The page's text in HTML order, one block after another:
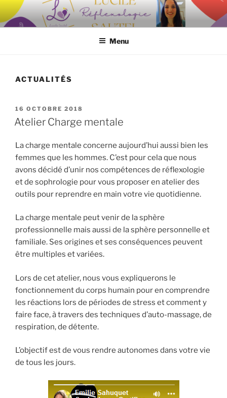
au
contenu
Menu
ACTUALITÉS
PUBLIÉ
LE
16 OCTOBRE 2018
Atelier Charge mentale
La charge mentale concerne aujourd’hui aussi bien les
femmes que les hommes. C’est pour cela que nous
avons décidé d’unir nos compétences de réflexologie
et de sophrologie pour vous proposer en atelier des
outils pour reprendre en main votre vie quotidienne.
La charge mentale peut venir de la sphère
professionnelle mais aussi de la sphère personnelle et
familiale. Ses origines et ses conséquences peuvent
être multiples et variées.
Lors de cet atelier, nous vous expliquerons le
fonctionnement du corps humain pour en comprendre
les réactions lors de périodes de stress et comment y
faire face, à travers des techniques d’auto-massage, de
respiration, de détente.
L’objectif est de vous rendre autonomes dans votre vie
de tous les jours.